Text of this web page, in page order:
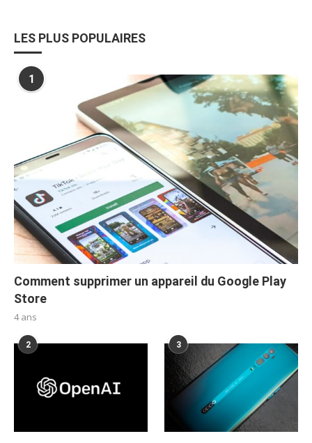
LES PLUS POPULAIRES
1
Comment supprimer un appareil du Google Play
Store
4 ans
2 3